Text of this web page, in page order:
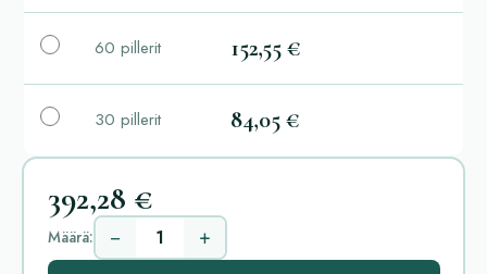
60 pillerit 152,55 €
30 pillerit 84,05 €
392,28 €
Määrä: − +